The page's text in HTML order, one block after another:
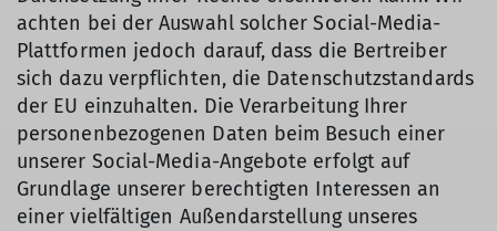
achten bei der Auswahl solcher Social-Media-
Plattformen jedoch darauf, dass die Bertreiber
sich dazu verpflichten, die Datenschutzstandards
der EU einzuhalten. Die Verarbeitung Ihrer
personenbezogenen Daten beim Besuch einer
unserer Social-Media-Angebote erfolgt auf
Grundlage unserer berechtigten Interessen an
einer vielfältigen Außendarstellung unseres